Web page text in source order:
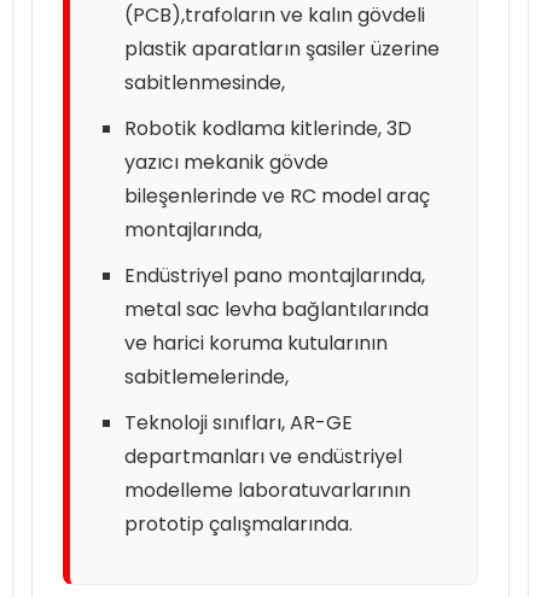
(PCB),trafoların ve kalın gövdeli
plastik aparatların şasiler üzerine
sabitlenmesinde,
Robotik kodlama kitlerinde, 3D
yazıcı mekanik gövde
bileşenlerinde ve RC model araç
montajlarında,
Endüstriyel pano montajlarında,
metal sac levha bağlantılarında
ve harici koruma kutularının
sabitlemelerinde,
Teknoloji sınıfları, AR-GE
departmanları ve endüstriyel
modelleme laboratuvarlarının
prototip çalışmalarında.